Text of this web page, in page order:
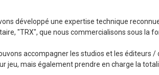
développé une expertise technique
"TRX", que nous commercialisons sous la
accompagner les studios et les éditeurs
jeu, mais également prendre en charge la